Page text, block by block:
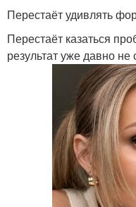
Перестаёт удивлять
Перестаёт казаться
результат уже давно не